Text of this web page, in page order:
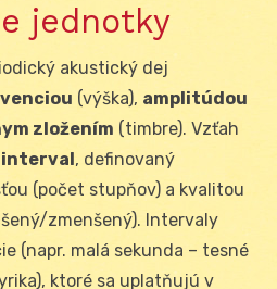
jednotky
akustický dej
(výška), amplitúdou
zložením (timbre). Vzťah
interval, definovaný
(počet stupňov) a kvalitou
zmenšený). Intervaly
(napr. malá sekunda – tesné
ktoré sa uplatňujú v